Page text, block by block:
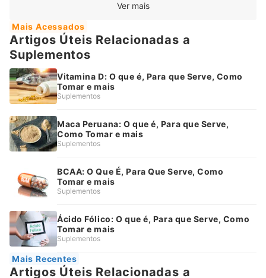
Ver mais
Mais Acessados
Artigos Úteis Relacionadas a
Suplementos
Vitamina D: O que é, Para que Serve, Como
Tomar e mais
Suplementos
Maca Peruana: O que é, Para que Serve,
Como Tomar e mais
Suplementos
BCAA: O Que É, Para Que Serve, Como
Tomar e mais
Suplementos
Ácido Fólico: O que é, Para que Serve, Como
Tomar e mais
Suplementos
Mais Recentes
Artigos Úteis Relacionadas a